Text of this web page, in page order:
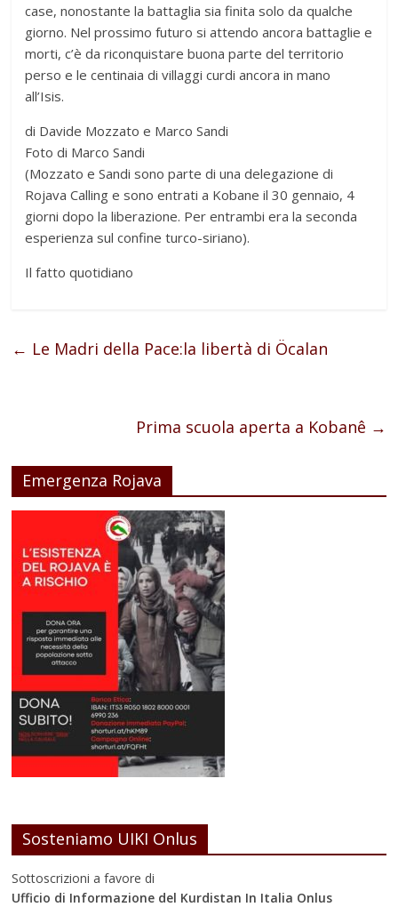
case, nonostante la battaglia sia finita solo da qualche
giorno. Nel prossimo futuro si attendo ancora battaglie e
morti, c’è da riconquistare buona parte del territorio
perso e le centinaia di villaggi curdi ancora in mano
all’Isis.
di Davide Mozzato e Marco Sandi
Foto di Marco Sandi
(Mozzato e Sandi sono parte di una delegazione di
Rojava Calling e sono entrati a Kobane il 30 gennaio, 4
giorni dopo la liberazione. Per entrambi era la seconda
esperienza sul confine turco-siriano).
Il fatto quotidiano
← Le Madri della Pace:la libertà di Öcalan
Prima scuola aperta a Kobanê →
Emergenza Rojava
Sosteniamo UIKI Onlus
Sottoscrizioni a favore di
Ufficio di Informazione del Kurdistan In Italia Onlus